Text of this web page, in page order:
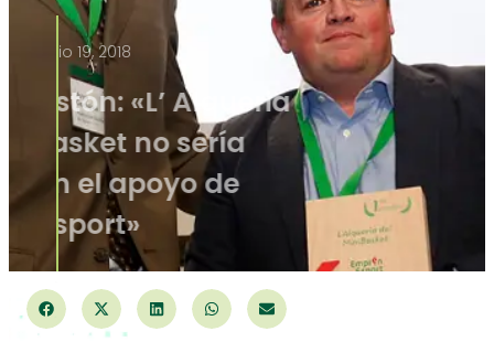
junio 19, 2018
Javier Gastón: «L’ Alqueria
del Minibasket no sería
posible sin el apoyo de
Emprén Esport»